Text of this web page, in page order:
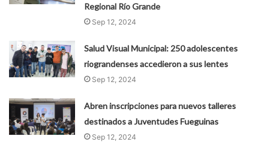
Regional Río Grande
Sep 12, 2024
Salud Visual Municipal: 250 adolescentes
riograndenses accedieron a sus lentes
Sep 12, 2024
Abren inscripciones para nuevos talleres
destinados a Juventudes Fueguinas
Sep 12, 2024